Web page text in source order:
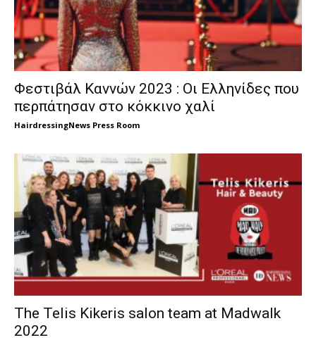
Φεστιβάλ Καννών 2023 : Οι Ελληνίδες που
περπάτησαν στο κόκκινο χαλί
HairdressingNews Press Room
The Telis Kikeris salon team at Madwalk
2022